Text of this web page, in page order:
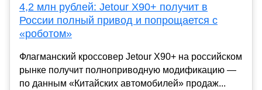
4,2 млн рублей: Jetour X90+ получит в
России полный привод и попрощается с
«роботом»
Флагманский кроссовер Jetour X90+ на российском
рынке получит полноприводную модификацию —
по данным «Китайских автомобилей» продаж...